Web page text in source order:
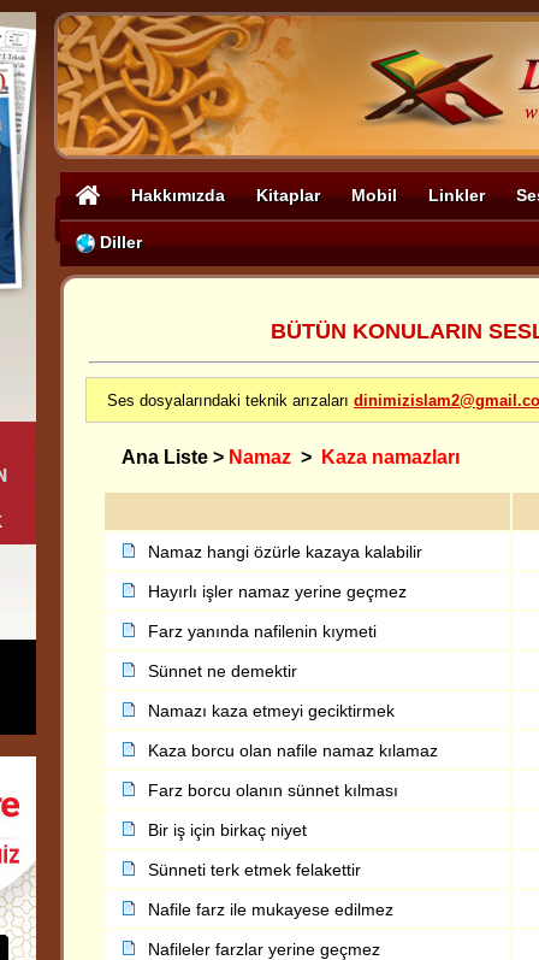
Hakkımızda Kitaplar Mobil Linkler
Diller
BÜTÜN KONULARIN
Ses dosyalarındaki teknik arızaları
Ana Liste > Namaz > Kaza namazları
Namaz hangi özürle kazaya kalabilir
Hayırlı işler namaz yerine geçmez
Farz yanında nafilenin kıymeti
Sünnet ne demektir
Namazı kaza etmeyi geciktirmek
Kaza borcu olan nafile namaz kılamaz
Farz borcu olanın sünnet kılması
Bir iş için birkaç niyet
Sünneti terk etmek felakettir
Nafile farz ile mukayese edilmez
Nafileler farzlar yerine geçmez